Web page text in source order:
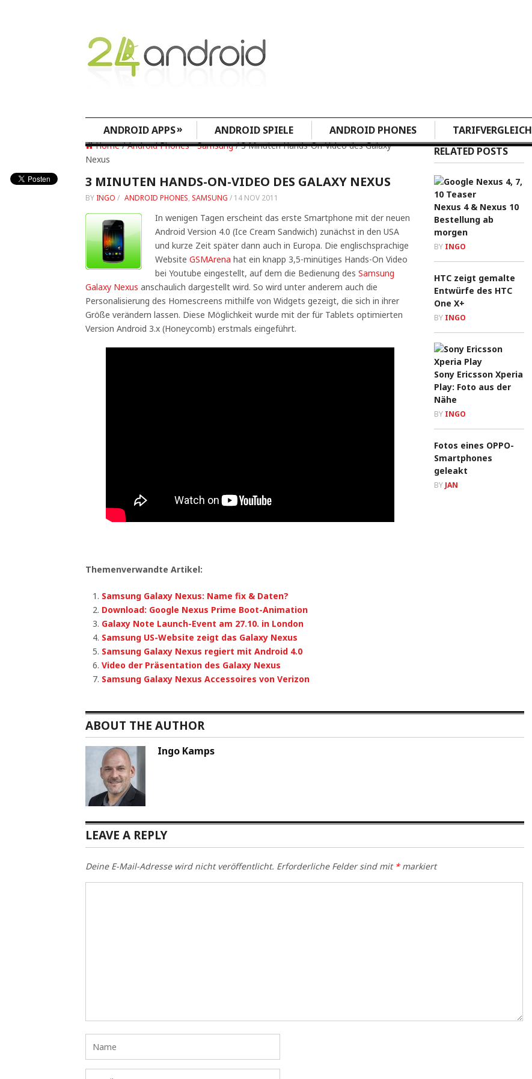
ANDROID APPS» ANDROID SPIELE ANDROID PHONES TARIFVERGLEICH
Home/Android Phones•Samsung/ 3 Minuten Hands-On-Video des Galaxy
Nexus
3 MINUTEN HANDS-ON-VIDEO DES GALAXY NEXUS
BY INGO / ANDROID PHONES, SAMSUNG / 14 NOV 2011
In wenigen Tagen erscheint das erste Smartphone mit der neuen
Android Version 4.0 (Ice Cream Sandwich) zunächst in den USA
und kurze Zeit später dann auch in Europa. Die englischsprachige
Website GSMArena hat ein knapp 3,5-minütiges Hands-On Video
bei Youtube eingestellt, auf dem die Bedienung des Samsung
Galaxy Nexus anschaulich dargestellt wird. So wird unter anderem auch die
Personalisierung des Homescreens mithilfe von Widgets gezeigt, die sich in ihrer
Größe verändern lassen. Diese Möglichkeit wurde mit der für Tablets optimierten
Version Android 3.x (Honeycomb) erstmals eingeführt.
Themenverwandte Artikel:
Samsung Galaxy Nexus: Name fix & Daten?
Download: Google Nexus Prime Boot-Animation
Galaxy Note Launch-Event am 27.10. in London
Samsung US-Website zeigt das Galaxy Nexus
Samsung Galaxy Nexus regiert mit Android 4.0
Video der Präsentation des Galaxy Nexus
Samsung Galaxy Nexus Accessoires von Verizon
RELATED POSTS
Nexus 4 & Nexus 10
Bestellung ab
morgen
BY INGO
HTC zeigt gemalte
Entwürfe des HTC
One X+
BY INGO
Sony Ericsson Xperia
Play: Foto aus der
Nähe
BY INGO
Fotos eines OPPO-
Smartphones
geleakt
BY JAN
ABOUT THE AUTHOR
Ingo Kamps
LEAVE A REPLY
Deine E-Mail-Adresse wird nicht veröffentlicht. Erforderliche Felder sind mit *markiert